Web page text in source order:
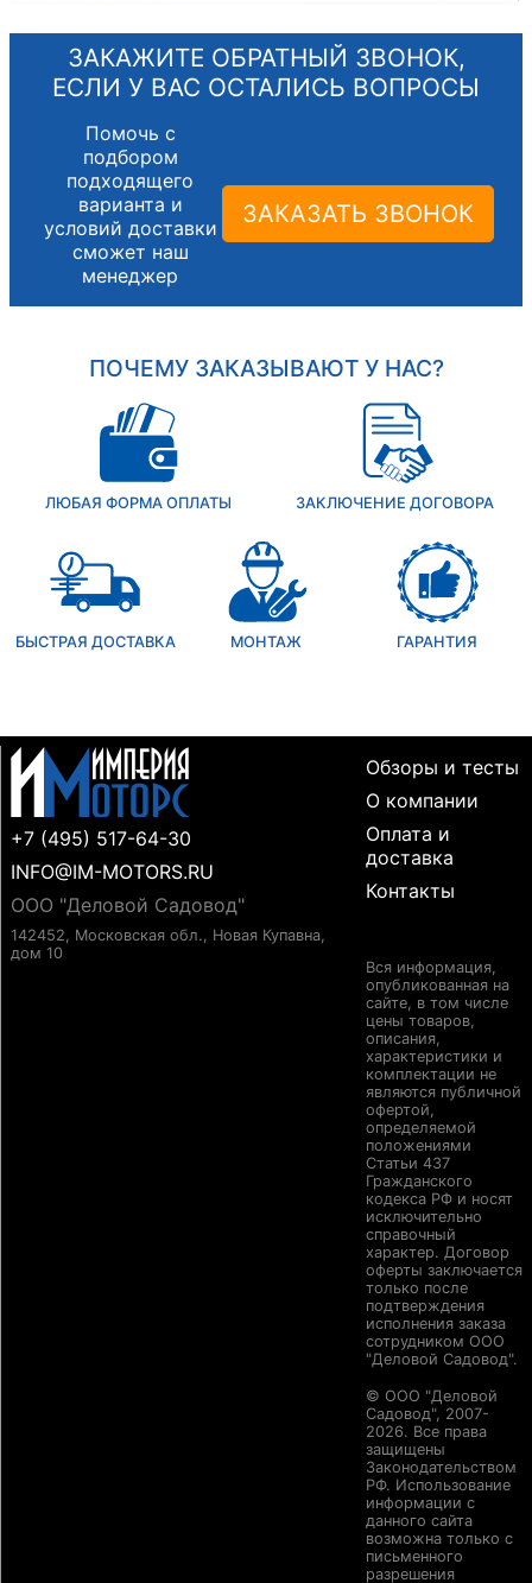
ЗАКАЖИТЕ ОБРАТНЫЙ ЗВОНОК,
ЕСЛИ У ВАС ОСТАЛИСЬ ВОПРОСЫ
Помочь с
подбором
подходящего
варианта и
условий доставки
сможет наш
менеджер
ЗАКАЗАТЬ ЗВОНОК
ПОЧЕМУ ЗАКАЗЫВАЮТ У НАС?
ЛЮБАЯ ФОРМА ОПЛАТЫ ЗАКЛЮЧЕНИЕ ДОГОВОРА
БЫСТРАЯ ДОСТАВКА МОНТАЖ ГАРАНТИЯ
+7 (495) 517-64-30
INFO@IM-MOTORS.RU
ООО "Деловой Садовод"
142452, Московская обл., Новая Купавна,
дом 10
Обзоры и тесты
О компании
Оплата и
доставка
Контакты
Вся информация,
опубликованная на
сайте, в том числе
цены товаров,
описания,
характеристики и
комплектации не
являются публичной
офертой,
определяемой
положениями
Статьи 437
Гражданского
кодекса РФ и носят
исключительно
справочный
характер. Договор
оферты заключается
только после
подтверждения
исполнения заказа
сотрудником ООО
"Деловой Садовод".
© ООО "Деловой
Садовод", 2007-
2026. Все права
защищены
Законодательством
РФ. Использование
информации с
данного сайта
возможна только с
письменного
разрешения